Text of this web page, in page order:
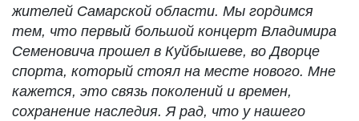
жителей Самарской области. Мы гордимся
тем, что первый большой концерт Владимира
Семеновича прошел в Куйбышеве, во Дворце
спорта, который стоял на месте нового. Мне
кажется, это связь поколений и времен,
сохранение наследия. Я рад, что у нашего